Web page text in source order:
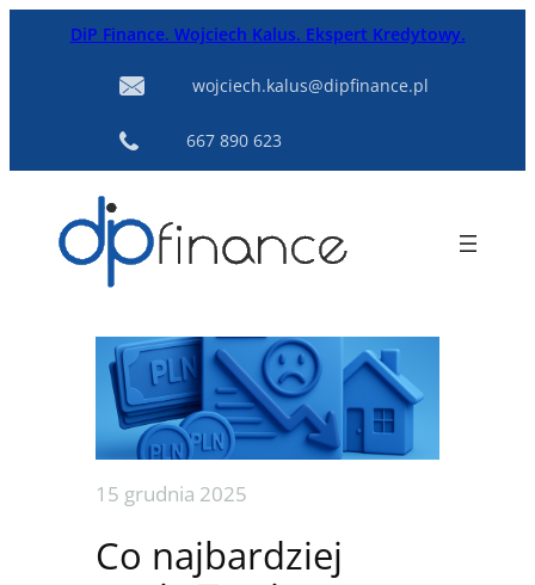
PrzejdźDiP Finance. Wojciech Kalus. Ekspert Kredytowy.
wojciech.kalus@dipfinance.pl
667 890 623
15 grudnia 2025
Co najbardziej